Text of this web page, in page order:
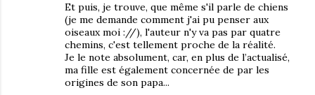
Et puis, je trouve, que même s'il parle de chiens
(je me demande comment j'ai pu penser aux
oiseaux moi ://), l'auteur n'y va pas par quatre
chemins, c'est tellement proche de la réalité.
Je le note absolument, car, en plus de l’actualisé,
ma fille est également concernée de par les
origines de son papa...